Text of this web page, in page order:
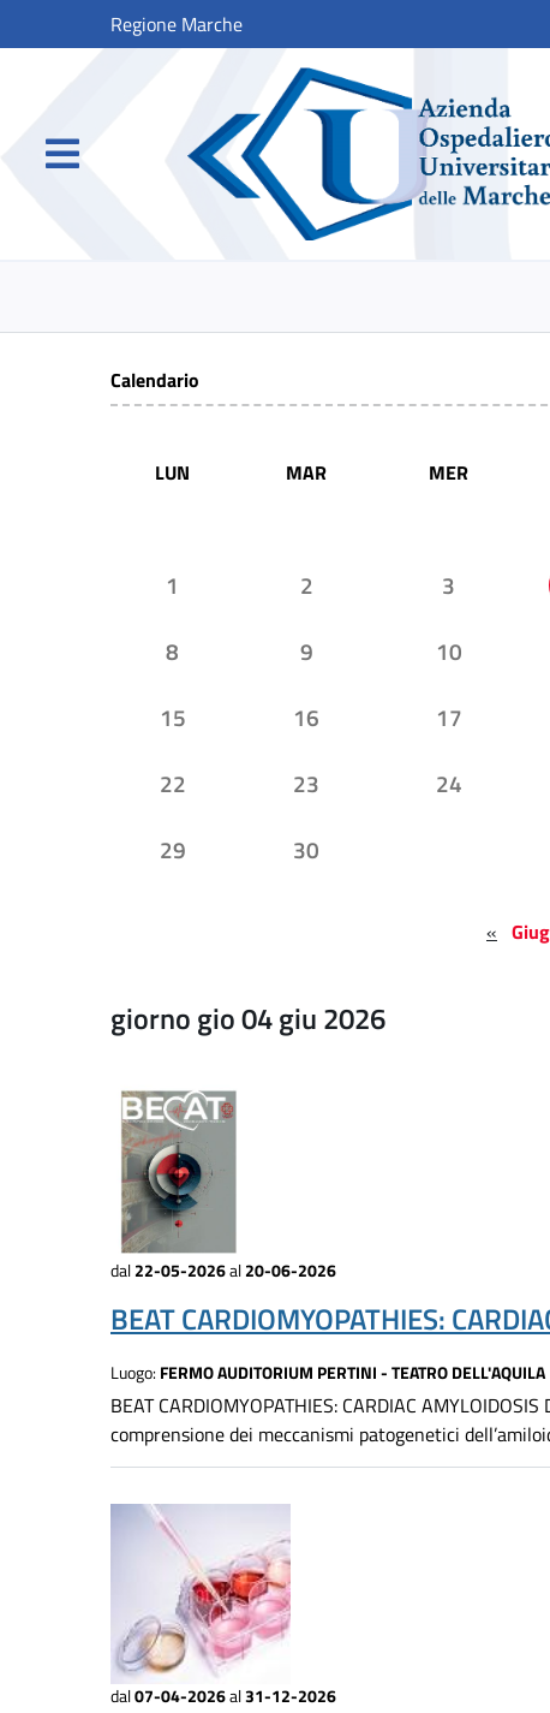
Regione Marche
Calendario
LUN MAR MER
1 2 3
8
9 10
15
16 17
22
23 24
29
30
«
giorno gio 04 giu 2026
dal22-05-2026al20-06-2026
BEAT CARDIOMYOPATHIES:
Luogo: FERMO AUDITORIUM PERTINI - TEATRO DELL'AQUILA
BEAT CARDIOMYOPATHIES: CARDIAC
comprensione dei meccanismi patogenetici
dal07-04-2026al31-12-2026